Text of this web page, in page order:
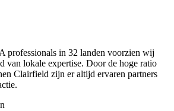
professionals in 32 landen voorzien wij
van lokale expertise. Door de hoge ratio
Clairfield zijn er altijd ervaren partners